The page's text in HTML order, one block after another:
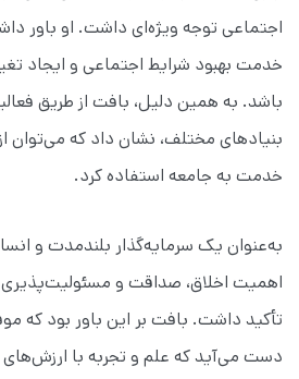
اجتماعی توجه ویژه‌ای داشت. او باور
خدمت بهبود شرایط اجتماعی و ایجاد
باشد. به همین دلیل، بافت از طریق
بنیادهای مختلف، نشان داد که می‌توان
خدمت به جامعه استفاده کرد.
به‌عنوان یک سرمایه‌گذار بلندمدت و
اهمیت اخلاق، صداقت و
تأکید داشت. بافت بر این باور بود که
دست می‌آید که علم و تجربه با ارزش‌های